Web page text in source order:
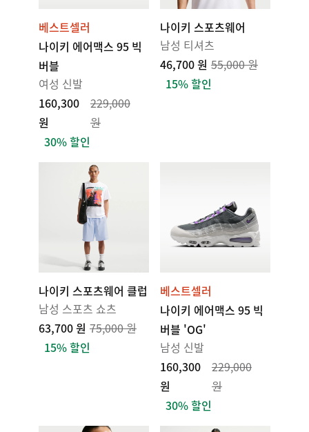
베스트셀러
나이키 에어맥스 95 빅
버블
여성 신발
160,300
원
229,000
원
30% 할인
나이키 스포츠웨어
남성 티셔츠
46,700 원 55,000 원
15% 할인
나이키 스포츠웨어 클럽
남성 스포츠 쇼츠
63,700 원 75,000 원
15% 할인
베스트셀러
나이키 에어맥스 95 빅
버블 'OG'
남성 신발
160,300
원
229,000
원
30% 할인